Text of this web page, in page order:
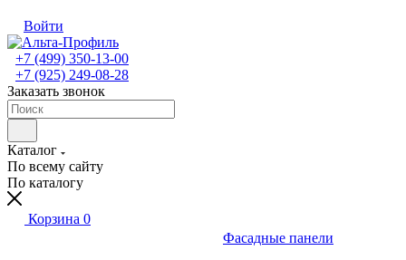
Войти
+7 (499) 350-13-00
+7 (925) 249-08-28
Заказать звонок
Каталог
По всему сайту
По каталогу
Корзина 0
Фасадные панели